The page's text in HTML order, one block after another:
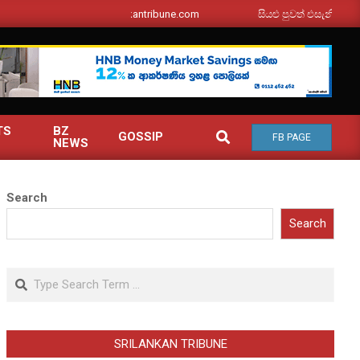
srilankantribune.com සියළු පුවත් එසැනින් ඔබ වෙත
BZ
NEWS
GOSSIP SEARCH
FB PAGE
Search
Search
Search
SRILANKAN TRIBUNE